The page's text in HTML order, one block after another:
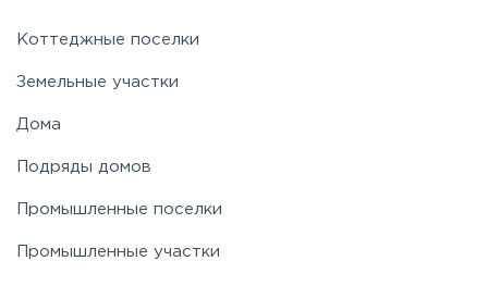
Коттеджные поселки
Земельные участки
Дома
Подряды домов
Промышленные поселки
Промышленные участки